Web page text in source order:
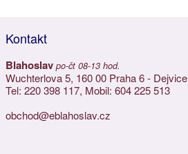
Kontakt
Blahoslav po-čt 08-13 hod.
Wuchterlova 5, 160 00 Praha 6 - Dejvice
Tel: 220 398 117, Mobil: 604 225 513
obchod@eblahoslav.cz